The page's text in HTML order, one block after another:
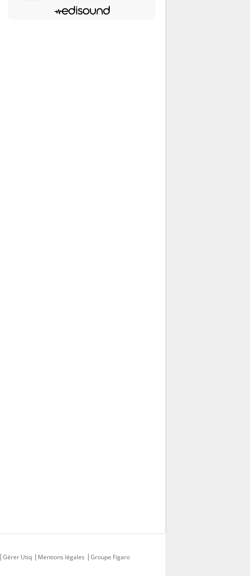
Gérer Utiq Mentions légales
Groupe Figaro